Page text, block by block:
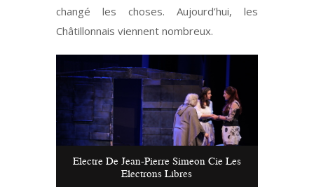
changé les choses. Aujourd’hui, les
Châtillonnais viennent nombreux.
Electre De Jean-Pierre Simeon Cie Les
Electrons Libres